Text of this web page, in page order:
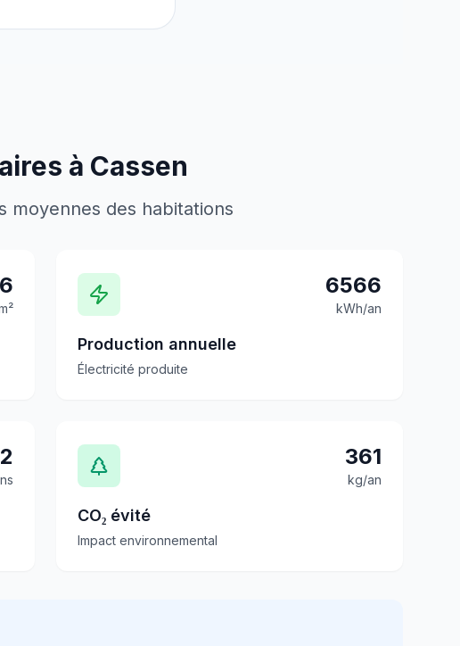
à Cassen
moyennes des habitations
6566
kWh/an
Production annuelle
Électricité produite
361
kg/an
CO₂ évité
Impact environnemental